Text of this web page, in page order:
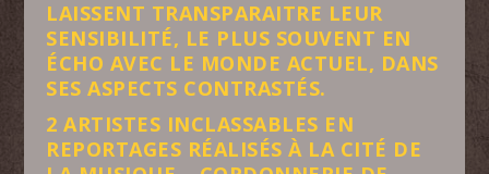
LAISSENT TRANSPARAITRE LEUR
SENSIBILITÉ, LE PLUS SOUVENT EN
ÉCHO AVEC LE MONDE ACTUEL, DANS
SES ASPECTS CONTRASTÉS.
2 ARTISTES INCLASSABLES EN
REPORTAGES RÉALISÉS À LA CITÉ DE